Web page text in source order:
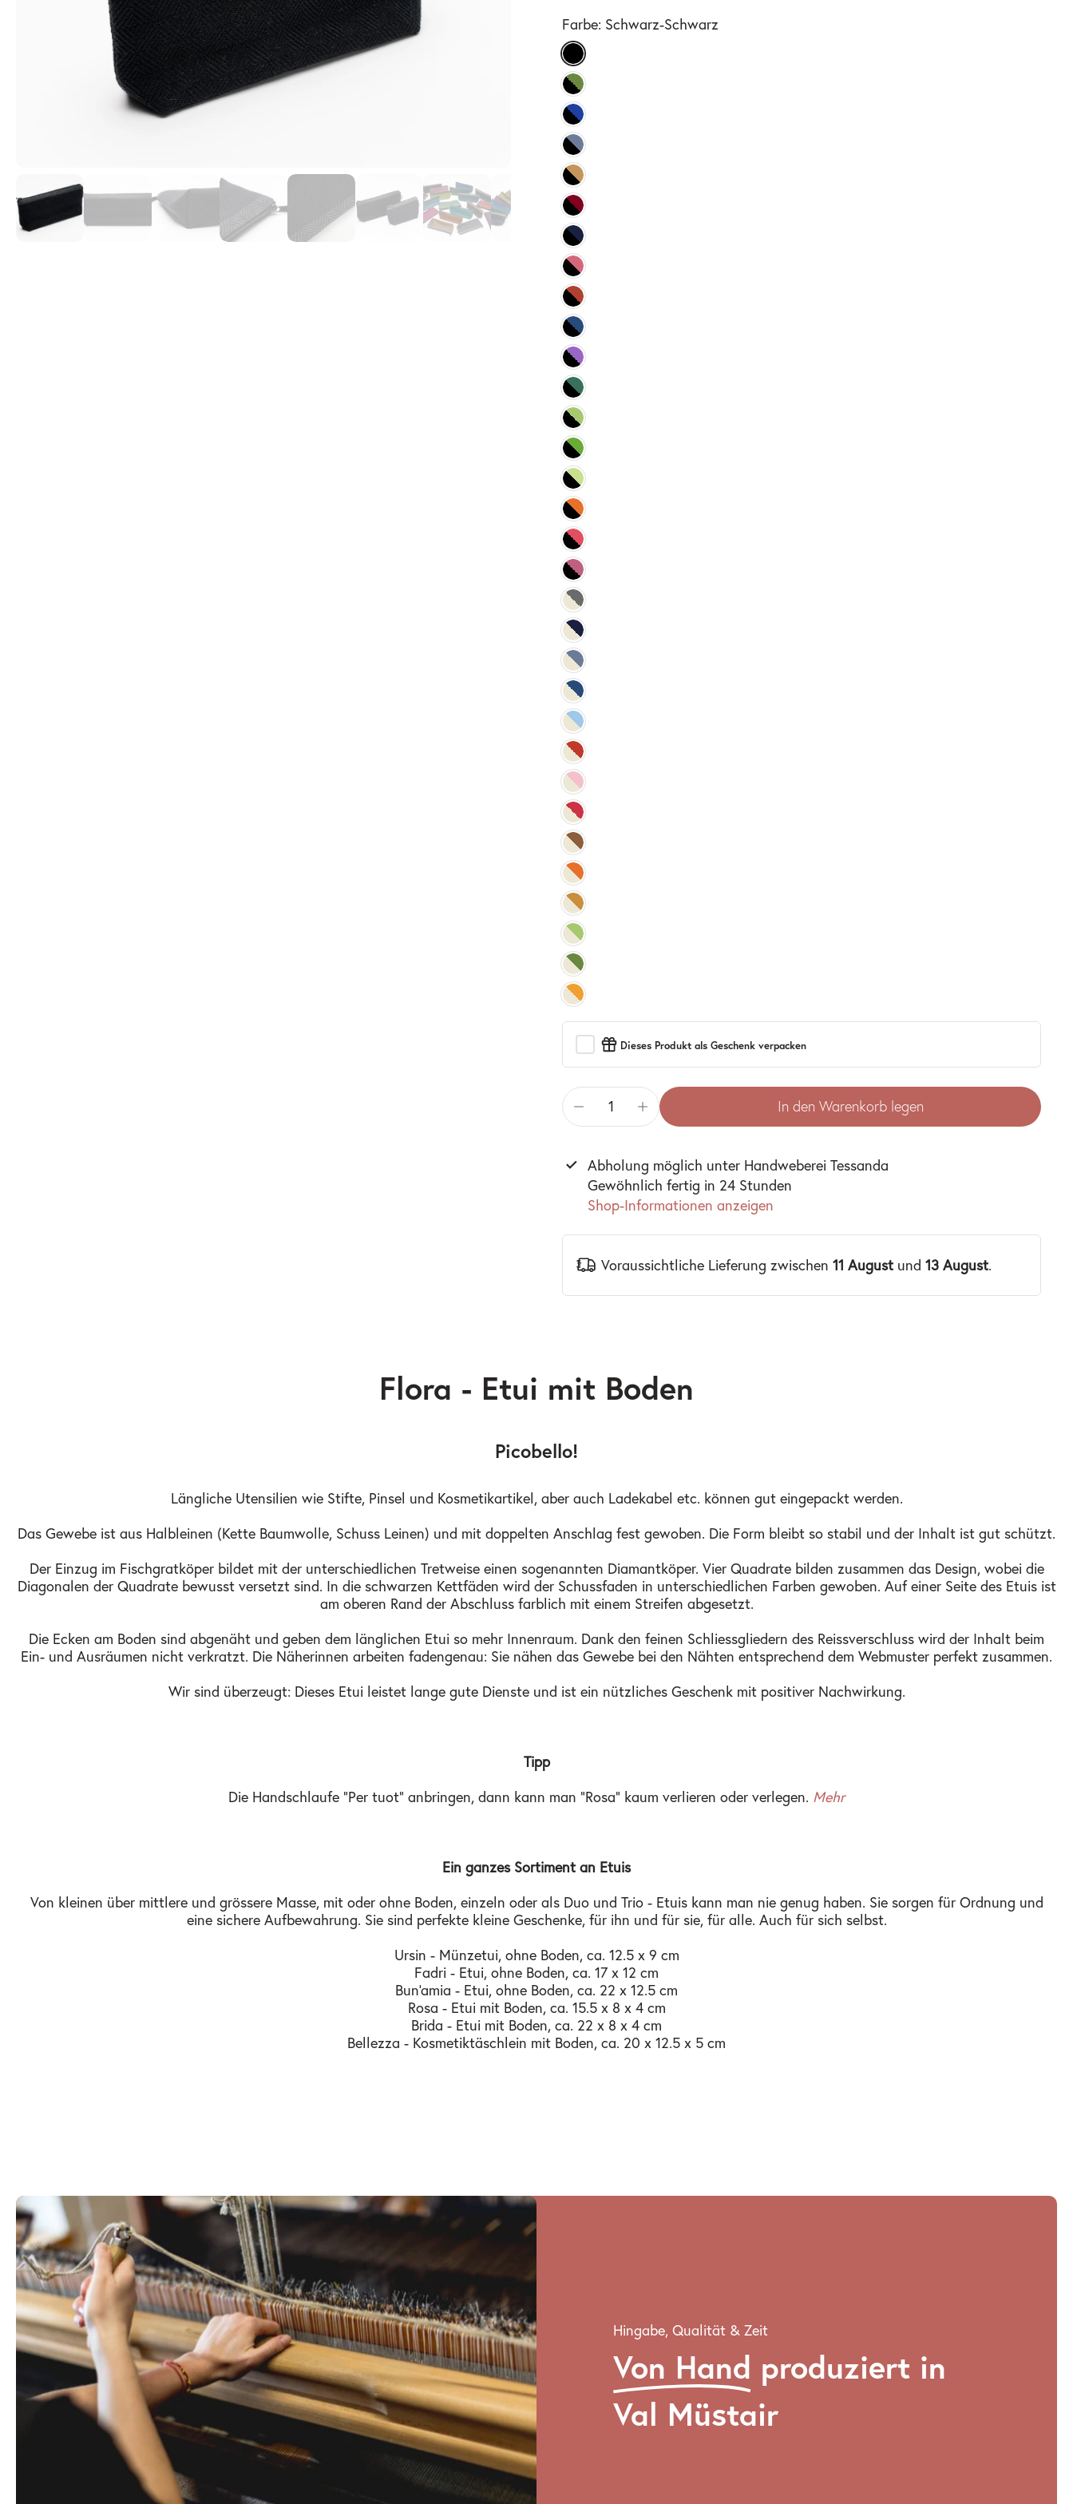
Farbe: Schwarz-Schwarz
Dieses Produkt als Geschenk verpacken
In den Warenkorb legen
Abholung möglich unter Handweberei Tessanda
Gewöhnlich fertig in 24 Stunden
Shop-Informationen anzeigen
Voraussichtliche Lieferung zwischen 11 August und 13 August.
Flora - Etui mit Boden
Picobello!
Längliche Utensilien wie Stifte, Pinsel und Kosmetikartikel, aber auch Ladekabel etc. können gut eingepackt werden.
Das Gewebe ist aus Halbleinen (Kette Baumwolle, Schuss Leinen) und mit doppelten Anschlag fest gewoben. Die Form bleibt so stabil und der Inhalt ist gut schützt.
Der Einzug im Fischgratköper bildet mit der unterschiedlichen Tretweise einen sogenannten Diamantköper. Vier Quadrate bilden zusammen das Design, wobei die
Diagonalen der Quadrate bewusst versetzt sind. In die schwarzen Kettfäden wird der Schussfaden in unterschiedlichen Farben gewoben. Auf einer Seite des Etuis ist
am oberen Rand der Abschluss farblich mit einem Streifen abgesetzt.
Die Ecken am Boden sind abgenäht und geben dem länglichen Etui so mehr Innenraum. Dank den feinen Schliessgliedern des Reissverschluss wird der Inhalt beim
Ein- und Ausräumen nicht verkratzt. Die Näherinnen arbeiten fadengenau: Sie nähen das Gewebe bei den Nähten entsprechend dem Webmuster perfekt zusammen.
Wir sind überzeugt: Dieses Etui leistet lange gute Dienste und ist ein nützliches Geschenk mit positiver Nachwirkung.
Tipp
Die Handschlaufe "Per tuot" anbringen, dann kann man "Rosa" kaum verlieren oder verlegen. Mehr
Ein ganzes Sortiment an Etuis
Von kleinen über mittlere und grössere Masse, mit oder ohne Boden, einzeln oder als Duo und Trio - Etuis kann man nie genug haben. Sie sorgen für Ordnung und
eine sichere Aufbewahrung. Sie sind perfekte kleine Geschenke, für ihn und für sie, für alle. Auch für sich selbst.
Ursin - Münzetui, ohne Boden, ca. 12.5 x 9 cm
Fadri - Etui, ohne Boden, ca. 17 x 12 cm
Bun'amia - Etui, ohne Boden, ca. 22 x 12.5 cm
Rosa - Etui mit Boden, ca. 15.5 x 8 x 4 cm
Brida - Etui mit Boden, ca. 22 x 8 x 4 cm
Bellezza - Kosmetiktäschlein mit Boden, ca. 20 x 12.5 x 5 cm
Hingabe, Qualität & Zeit
Von Hand produziert in
Val Müstair